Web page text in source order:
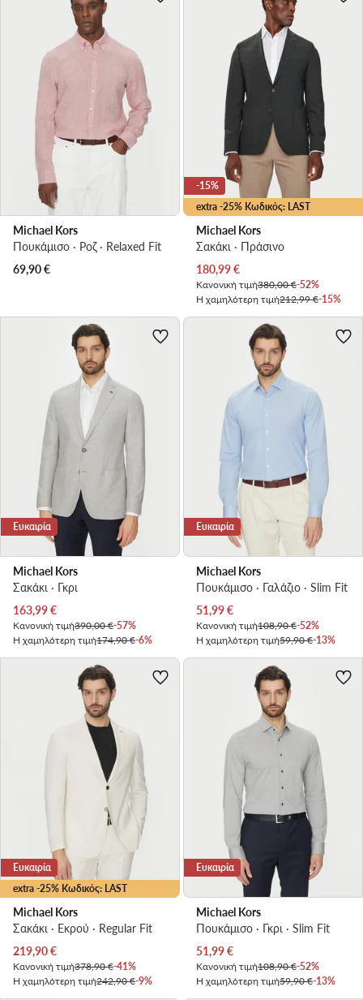
Michael Kors
Πουκάμισο · Ροζ · Relaxed Fit
69,90€
extra -25% Κωδικός: LAST
-15%
Michael Kors
Σακάκι · Πράσινο
Τρέχουσα τιμή
180,99€
Κανονική τιμή380,00 €-52%
Η χαμηλότερη τιμή212,99 €-15%
Ευκαιρία
Michael Kors
Σακάκι · Γκρι
Τρέχουσα τιμή
163,99€
Κανονική τιμή390,00 €-57%
Η χαμηλότερη τιμή174,90 €-6%
Ευκαιρία
Michael Kors
Πουκάμισο · Γαλάζιο · Slim Fit
Τρέχουσα τιμή
51,99€
Κανονική τιμή108,90 €-52%
Η χαμηλότερη τιμή59,90 €-13%
extra -25% Κωδικός: LAST
Ευκαιρία
Michael Kors
Σακάκι · Εκρού · Regular Fit
Τρέχουσα τιμή
219,90€
Κανονική τιμή378,90 €-41%
Η χαμηλότερη τιμή242,90 €-9%
Ευκαιρία
Michael Kors
Πουκάμισο · Γκρι · Slim Fit
Τρέχουσα τιμή
51,99€
Κανονική τιμή108,90 €-52%
Η χαμηλότερη τιμή59,90 €-13%